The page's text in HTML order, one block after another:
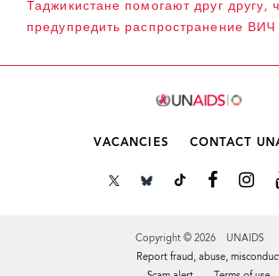
Таджикистане помогают друг другу,
предупредить распространение ВИЧ
VACANCIES CONTACT
Copyright © 2026 UNAIDS
Report fraud, abuse,